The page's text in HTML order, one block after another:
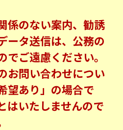
のない案内、勧誘
ータ送信は、公務の
ご遠慮ください。
お問い合わせについ
望あり」の場合で
はいたしませんので